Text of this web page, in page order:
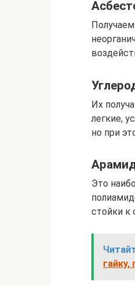
Их
легкие,
но при
Это
стойки к
гайку,